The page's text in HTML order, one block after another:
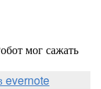
мог сажать
evernote